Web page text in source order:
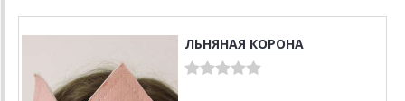
ЛЬНЯНАЯ КОРОНА